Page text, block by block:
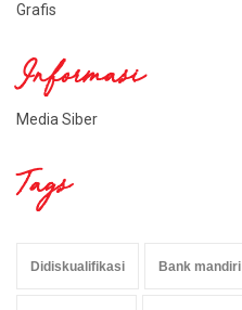
Grafis
Informasi
Media Siber
Tags
Didiskualifikasi Bank mandiri